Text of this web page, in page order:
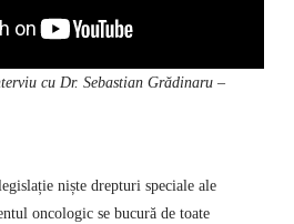
cu Dr. Sebastian Grădinaru –
niște drepturi speciale ale
oncologic se bucură de toate